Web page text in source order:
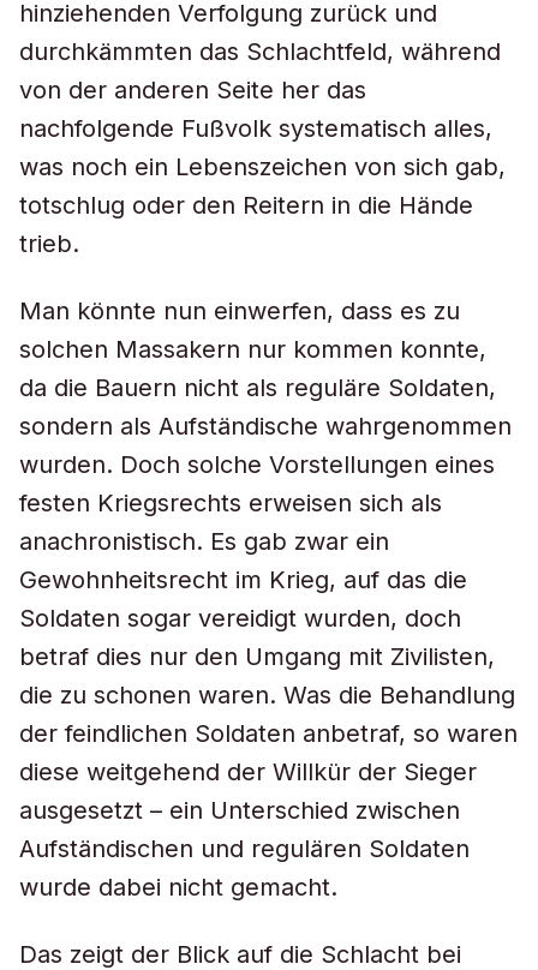
hinziehenden Verfolgung zurück und
durchkämmten das Schlachtfeld, während
von der anderen Seite her das
nachfolgende Fußvolk systematisch alles,
was noch ein Lebenszeichen von sich gab,
totschlug oder den Reitern in die Hände
trieb.
Man könnte nun einwerfen, dass es zu
solchen Massakern nur kommen konnte,
da die Bauern nicht als reguläre Soldaten,
sondern als Aufständische wahrgenommen
wurden. Doch solche Vorstellungen eines
festen Kriegsrechts erweisen sich als
anachronistisch. Es gab zwar ein
Gewohnheitsrecht im Krieg, auf das die
Soldaten sogar vereidigt wurden, doch
betraf dies nur den Umgang mit Zivilisten,
die zu schonen waren. Was die Behandlung
der feindlichen Soldaten anbetraf, so waren
diese weitgehend der Willkür der Sieger
ausgesetzt – ein Unterschied zwischen
Aufständischen und regulären Soldaten
wurde dabei nicht gemacht.
Das zeigt der Blick auf die Schlacht bei